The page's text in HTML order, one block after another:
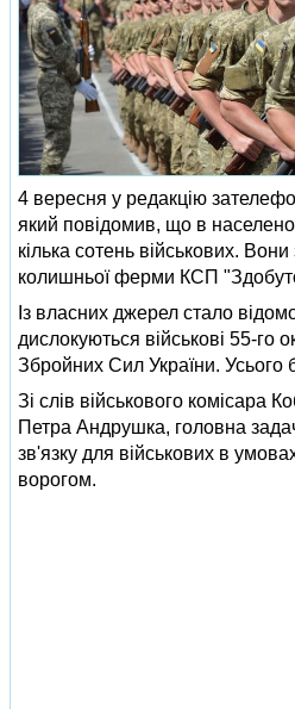
4 вересня у редакцію
який повідомив, що в
кілька сотень військових.
колишньої ферми КСП
Із власних джерел стало
дислокуються військові 55-го
Збройних Сил України. Усього
Зі слів військового комісара
Петра Андрушка, головна
зв'язку для військових в
ворогом.